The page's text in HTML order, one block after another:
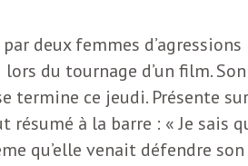
deux femmes d’agressions
du tournage d’un film. Son
termine ce jeudi. Présente
résumé à la barre : « Je sais
qu’elle venait défendre